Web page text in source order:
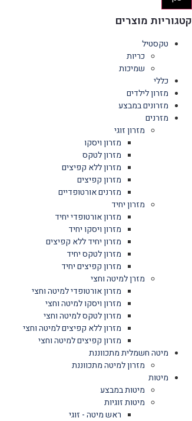
קטגוריות מוצרים
טקסטיל
כריות
שמיכות
כללי
מזרון לילדים
מזרונים במבצע
מזרנים
מזרון זוגי
מזרון ויסקו
מזרון לטקס
מזרון ללא קפיצים
מזרון קפיצים
מזרנים אורטופדיים
מזרון יחיד
מזרון אורטופדי יחיד
מזרון ויסקו יחיד
מזרון יחיד ללא קפיצים
מזרון לטקס יחיד
מזרון קפיצים יחיד
מזרן למיטה וחצי
מזרון אורטופדי למיטה וחצי
מזרון ויסקו למיטה וחצי
מזרון לטקס למיטה וחצי
מזרון ללא קפיצים למיטה וחצי
מזרון קפיצים למיטה וחצי
מיטה חשמלית מתכווננת
מזרון למיטה מתכווננת
מיטות
מיטות במבצע
מיטות זוגיות
ראש מיטה - זוגי